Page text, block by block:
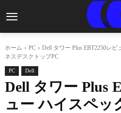
ホーム PC
Dell タワー Plus EBT2250レ
ネスデスクトップPC
PC Dell
Dell タワー Plus
ュー ハイスペッ